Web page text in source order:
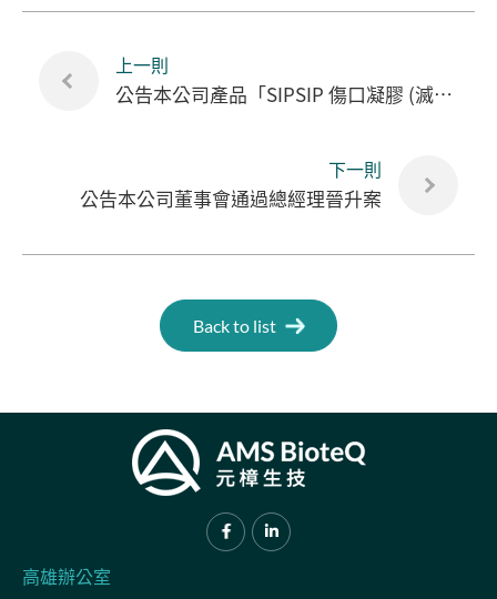
上一則
公告本公司產品「SIPSIP 傷口凝膠 (滅菌)」取得衛福部第一類醫療器材許可證
下一則
公告本公司董事會通過總經理晉升案
Back to list
高雄辦公室